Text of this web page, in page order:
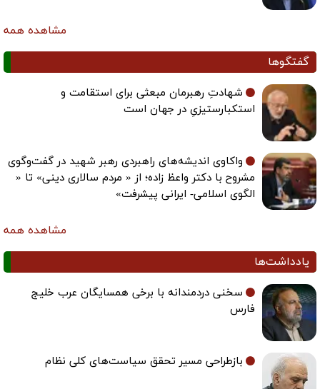
مشاهده همه
گفتگوها
شهادتِ رهبرمان مبعثی برای استقامت و
استکبارستیزیِ در جهان است
واکاوی اندیشه‌های راهبردی رهبر شهید در گفت‌وگوی
مشروح با دکتر واعظ زاده؛ از « مردم سالاری دینی» تا «
الگوی اسلامی- ایرانی پیشرفت»
مشاهده همه
یادداشت‌ها
سخنی دردمندانه با برخی همسایگان عرب خلیج
فارس
بازطراحی مسیر تحقق سیاست‌های کلی نظام